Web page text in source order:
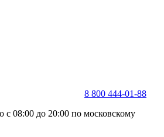
8 800 444-01-88
с 08:00 до 20:00 по московскому